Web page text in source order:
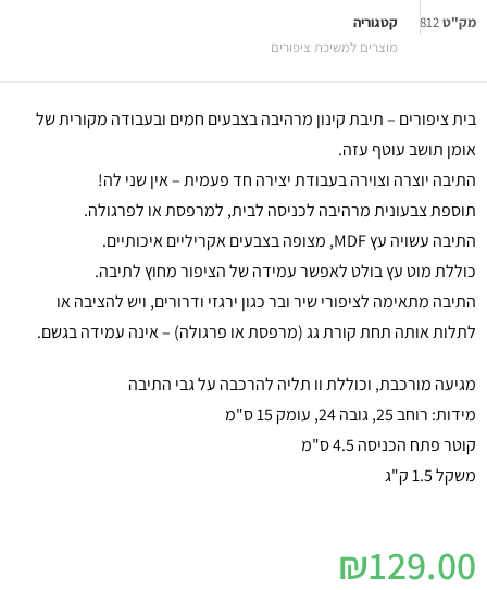
מק"ט812
קטגוריה
מוצרים למשיכת ציפורים
בית ציפורים – תיבת קינון מרהיבה בצבעים חמים ובעבודה מקורית של
אומן תושב עוטף עזה.
התיבה יוצרה וצוירה בעבודת יצירה חד פעמית – אין שני לה!
תוספת צבעונית מרהיבה לכניסה לבית, למרפסת או לפרגולה.
התיבה עשויה עץ MDF, מצופה בצבעים אקריליים איכותיים.
כוללת מוט עץ בולט לאפשר עמידה של הציפור מחוץ לתיבה.
התיבה מתאימה לציפורי שיר ובר כגון ירגזי ודרורים, ויש להציבה או
לתלות אותה תחת קורת גג (מרפסת או פרגולה) – אינה עמידה בגשם.
מגיעה מורכבת, וכוללת וו תליה להרכבה על גבי התיבה
מידות: רוחב 25, גובה 24, עומק 15 ס"מ
קוטר פתח הכניסה 4.5 ס"מ
משקל 1.5 ק"ג
₪129.00